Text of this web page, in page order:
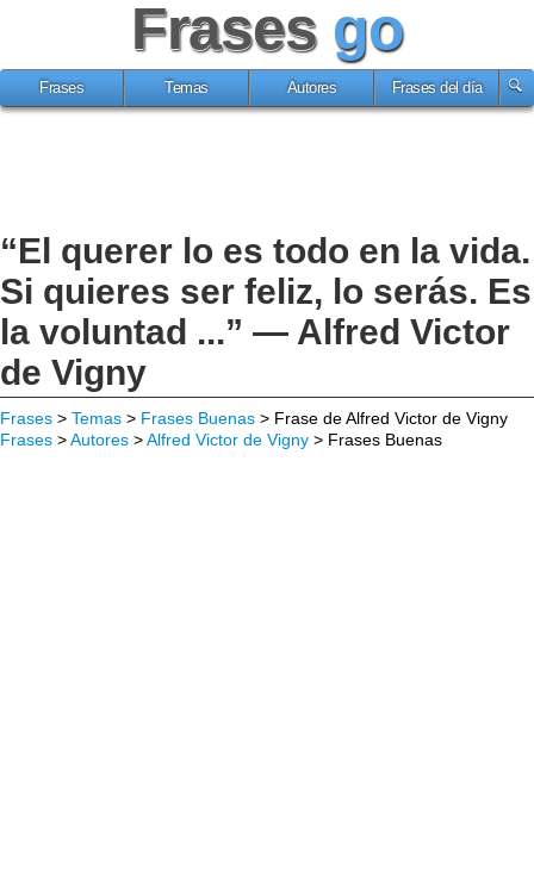
Frases go
Frases Temas Autores Frases del día
“El querer lo es todo en la vida.
Si quieres ser feliz, lo serás. Es
la voluntad ...” — Alfred Victor
de Vigny
Frases > Temas > Frases Buenas > Frase de Alfred Victor de Vigny
Frases >Autores >Alfred Victor de Vigny > Frases Buenas